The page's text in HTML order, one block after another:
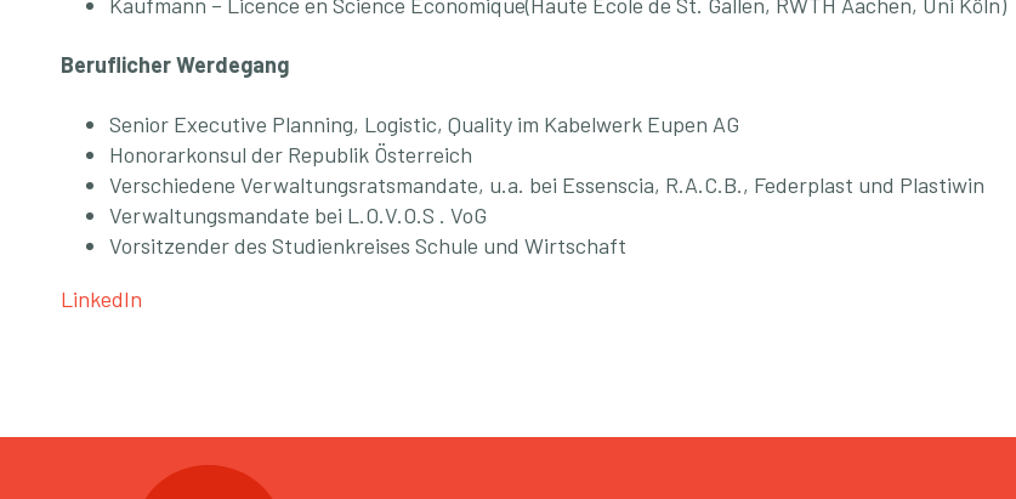
Beruflicher Werdegang
Senior Executive Planning, Logistic, Quality im Kabelwerk Eupen AG
Honorarkonsul der Republik Österreich
Verschiedene Verwaltungsratsmandate, u.a. bei Essenscia, R.A.C.B., Federplast und Plastiwin
Verwaltungsmandate bei L.O.V.O.S . VoG
Vorsitzender des Studienkreises Schule und Wirtschaft
LinkedIn